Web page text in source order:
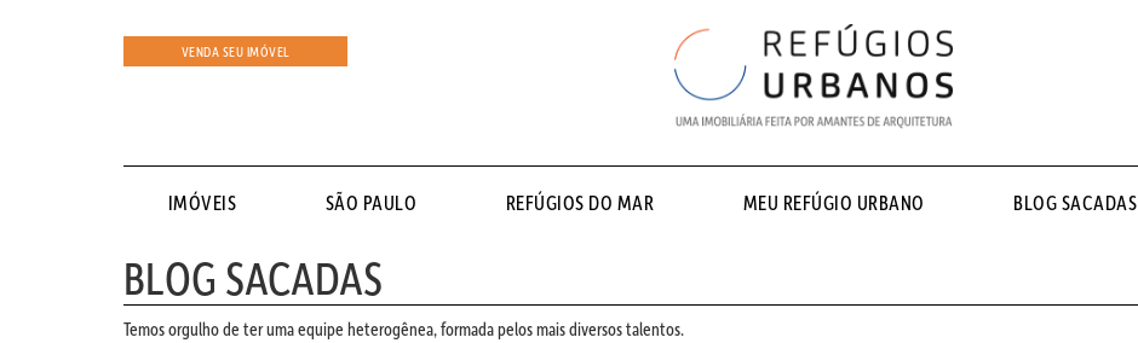
VENDA SEU IMÓVEL
IMÓVEIS SÃO PAULO REFÚGIOS DO MAR MEU REFÚGIO URBANO BLOG SACADAS
BLOG SACADAS
Temos orgulho de ter uma equipe heterogênea, formada pelos mais diversos talentos.